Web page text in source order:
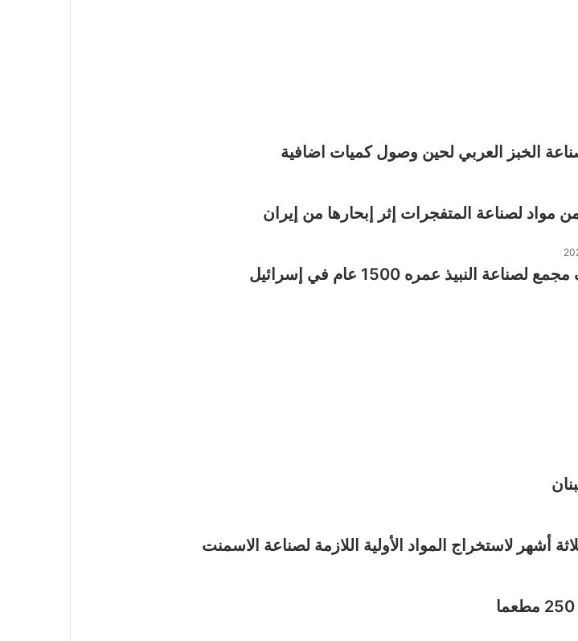
الخبز العربي لحين وصول كميات اضافية
لصناعة النبيذ عمره 1500 عام في إسرائيل
لاستخراج المواد الأولية اللازمة لصناعة الاسمنت